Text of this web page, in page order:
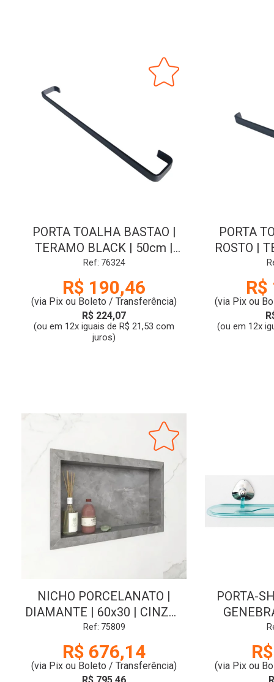
PORTA TOALHA BASTAO |
TERAMO BLACK | 50cm |
2040 | SIGMA
Ref: 76324
R$ 190,46
(via Pix ou Boleto / Transferência)
R$ 224,07
(ou em 12x iguais de R$ 21,53 com
juros)
PORTA
ROSTO |
(via Pix ou
(ou em 12x
NICHO PORCELANATO |
DIAMANTE | 60x30 | CINZA |
COZIMAX
Ref: 75809
R$ 676,14
(via Pix ou Boleto / Transferência)
PORTA-
(via Pix ou